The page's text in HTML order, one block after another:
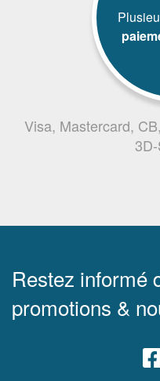
Visa, Mastercard,
Restez informé
promotions &